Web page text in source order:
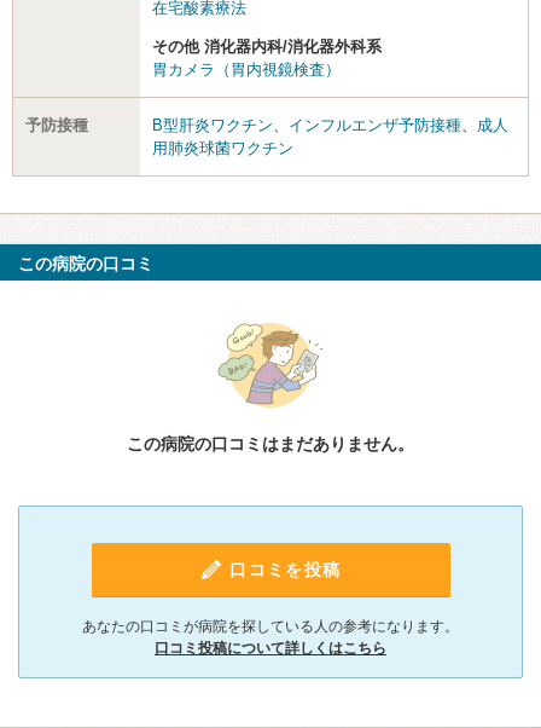
在宅酸素療法
その他 消化器内科/消化器外科系
胃カメラ（胃内視鏡検査）
予防接種 B型肝炎ワクチン、 インフルエンザ予防接種、 成人
用肺炎球菌ワクチン
この病院の口コミ
この病院の口コミはまだありません。
口コミを投稿
あなたの口コミが病院を探している人の参考になります。
口コミ投稿について詳しくはこちら